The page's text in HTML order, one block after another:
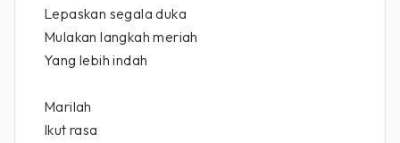
Lepaskan segala duka
Mulakan langkah meriah
Yang lebih indah
Marilah
Ikut rasa